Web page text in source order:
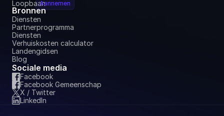
LoopbaanAannemen
Bronnen
Diensten
Partnerprogramma
Diensten
Verhuiskosten calculator
Landengidsen
Blog
Sociale media
Facebook
Facebook Gemeenschap
X / Twitter
LinkedIn